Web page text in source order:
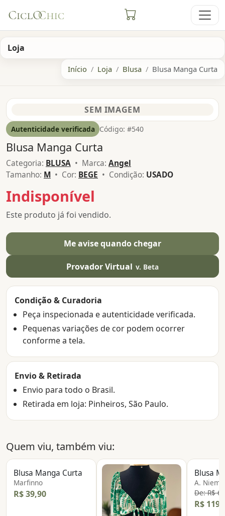
Loja
Início Loja Blusa Blusa Manga Curta
Autenticidade verificada Código: #540
Blusa Manga Curta
Categoria: BLUSA • Marca: Angel
Tamanho: M • Cor: BEGE • Condição: USADO
Indisponível
Este produto já foi vendido.
Me avise quando chegar
Provador Virtual v. Beta
Condição & Curadoria
Peça inspecionada e autenticidade verificada.
Pequenas variações de cor podem ocorrer
conforme a tela.
Envio & Retirada
Envio para todo o Brasil.
Retirada em loja: Pinheiros, São Paulo.
Quem viu, também viu:
Blusa Manga Curta
Marfinno
R$ 39,90
A.
De: R$
R$